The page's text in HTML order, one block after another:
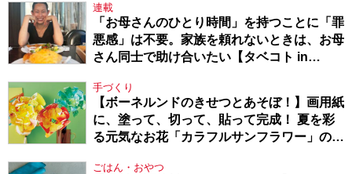
連載
「お母さんのひとり時間」を持つことに「罪
悪感」は不要。家族を頼れないときは、お母
さん同士で助け合いたい【タベコト in
手づくり
【ボーネルンドのきせつとあそぼ！】画用紙
に、塗って、切って、貼って完成！ 夏を彩
る元気なお花「カラフルサンフラワー」の作
ごはん・おやつ